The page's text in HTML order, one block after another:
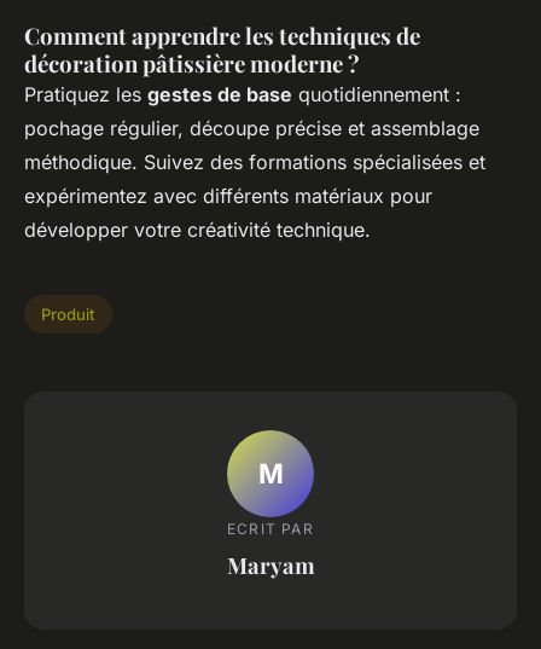
Comment apprendre les techniques de
décoration pâtissière moderne ?
Pratiquez les gestes de base quotidiennement :
pochage régulier, découpe précise et assemblage
méthodique. Suivez des formations spécialisées et
expérimentez avec différents matériaux pour
développer votre créativité technique.
Produit
M
ECRIT PAR
Maryam